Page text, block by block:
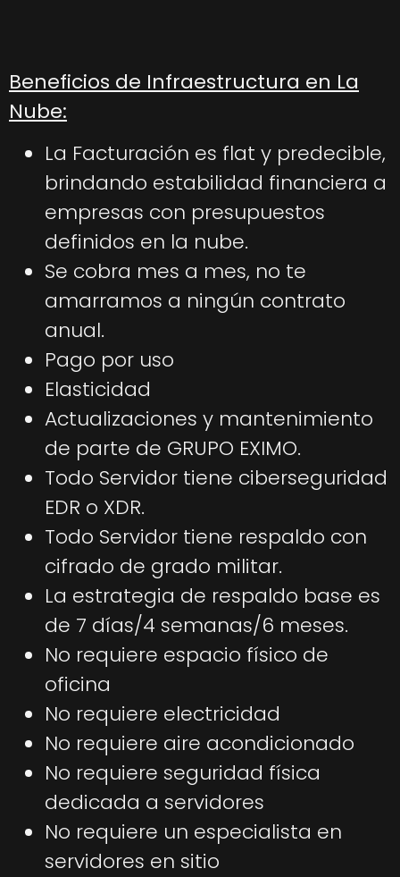
Beneficios de Infraestructura en La
Nube:
La Facturación es flat y predecible,
brindando estabilidad financiera a
empresas con presupuestos
definidos en la nube.
Se cobra mes a mes, no te
amarramos a ningún contrato
anual.
Pago por uso
Elasticidad
Actualizaciones y mantenimiento
de parte de GRUPO EXIMO.
Todo Servidor tiene ciberseguridad
EDR o XDR.
Todo Servidor tiene respaldo con
cifrado de grado militar.
La estrategia de respaldo base es
de 7 días/4 semanas/6 meses.
No requiere espacio físico de
oficina
No requiere electricidad
No requiere aire acondicionado
No requiere seguridad física
dedicada a servidores
No requiere un especialista en
servidores en sitio